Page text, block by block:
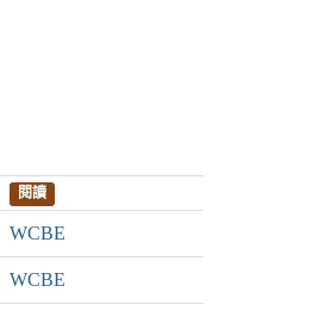
閱讀
WCBE
WCBE